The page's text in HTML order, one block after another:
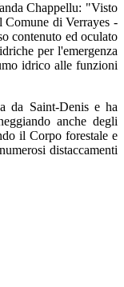
Chappellu: "Visto
di Verrayes -
contenuto ed oculato
per l'emergenza
idrico alle funzioni
da Saint-Denis e ha
anche degli
il Corpo forestale e
distaccamenti